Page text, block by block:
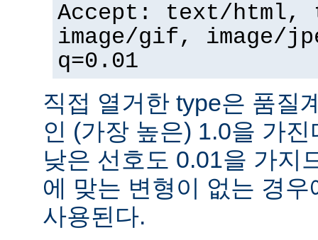
Accept: text/
image/gif, image/
q=0.01
직접 열거한 type은 품질
인 (가장 높은) 1.0을 가
낮은 선호도 0.01을 가지
에 맞는 변형이 없는 경
사용된다.